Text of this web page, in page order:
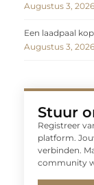
Augustus 3, 2026
Een laadpaal
Augustus 3, 2026
Stuur
Registreer
platform.
verbinden.
community